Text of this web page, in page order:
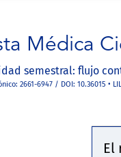
Médica
semestral: flujo
2661-6947 / DOI: 10.36015 •
El